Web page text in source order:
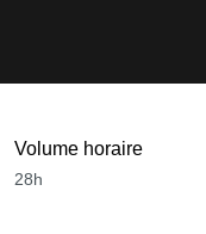
Volume horaire
28h